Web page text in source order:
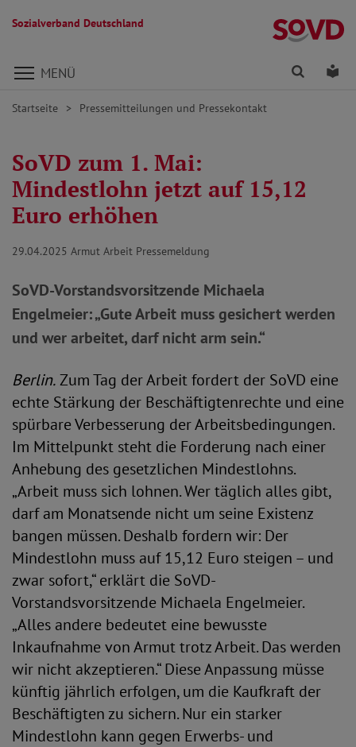
Sozialverband Deutschland
Direkt zu den Inhalten springen
MENÜ Finden
Startseite Pressemitteilungen und Pressekontakt
SoVD zum 1. Mai:
Mindestlohn jetzt auf 15,12
Euro erhöhen
29.04.2025 Armut Arbeit Pressemeldung
SoVD-Vorstandsvorsitzende Michaela
Engelmeier: „Gute Arbeit muss gesichert werden
und wer arbeitet, darf nicht arm sein.“
Berlin.Zum Tag der Arbeit fordert der SoVD eine
echte Stärkung der Beschäftigtenrechte und eine
spürbare Verbesserung der Arbeitsbedingungen.
Im Mittelpunkt steht die Forderung nach einer
Anhebung des gesetzlichen Mindestlohns.
„Arbeit muss sich lohnen. Wer täglich alles gibt,
darf am Monatsende nicht um seine Existenz
bangen müssen. Deshalb fordern wir: Der
Mindestlohn muss auf 15,12 Euro steigen – und
zwar sofort,“ erklärt die SoVD-
Vorstandsvorsitzende Michaela Engelmeier.
„Alles andere bedeutet eine bewusste
Inkaufnahme von Armut trotz Arbeit. Das werden
wir nicht akzeptieren.“ Diese Anpassung müsse
künftig jährlich erfolgen, um die Kaufkraft der
Beschäftigten zu sichern. Nur ein starker
Mindestlohn kann gegen Erwerbs- und